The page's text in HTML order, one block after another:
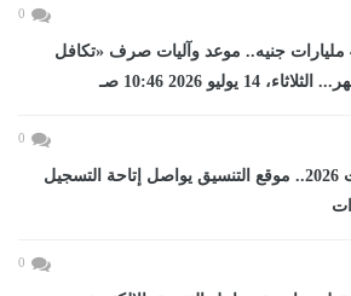
0
بميزانية تفوق 4 مليارات جنيه.. موعد وآليات صرف «تكافل
يوليو 2026 10:46 صـ
0
تنسيق الجامعات 2026.. موقع التنسيق يواصل إتاحة التسجيل
0